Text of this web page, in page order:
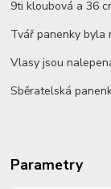
9ti kloubová a 36
Tvář panenky byla
Vlasy jsou
Sběratelská
Parametry